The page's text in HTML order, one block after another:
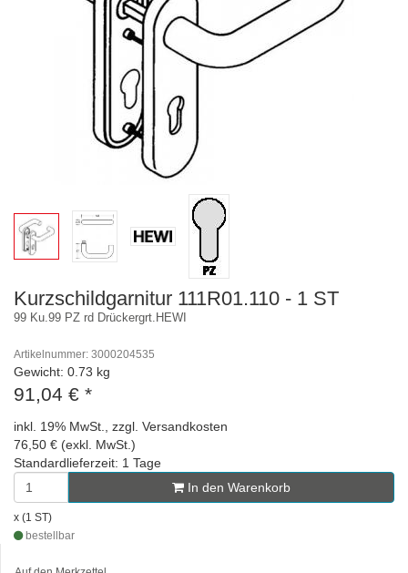
Kurzschildgarnitur 111R01.110 - 1 ST
99 Ku.99 PZ rd Drückergrt.HEWI
Artikelnummer: 3000204535
Gewicht: 0.73 kg
91,04 € *
inkl. 19% MwSt., zzgl. Versandkosten
76,50 € (exkl. MwSt.)
Standardlieferzeit: 1 Tage
In den Warenkorb
x (1 ST)
bestellbar